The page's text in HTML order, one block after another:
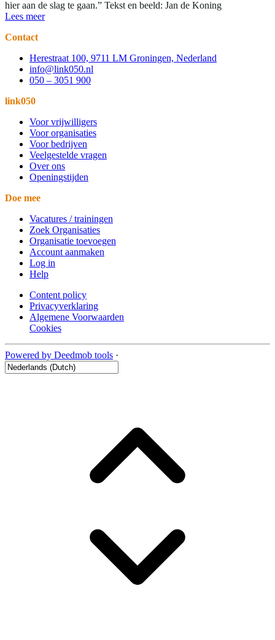
hier aan de slag te gaan.” Tekst en beeld: Jan de Koning
Lees meer
Contact
Herestraat 100, 9711 LM Groningen, Nederland
info@link050.nl
050 – 3051 900
link050
Voor vrijwilligers
Voor organisaties
Voor bedrijven
Veelgestelde vragen
Over ons
Openingstijden
Doe mee
Vacatures / trainingen
Zoek Organisaties
Organisatie toevoegen
Account aanmaken
Log in
Help
Content policy
Privacyverklaring
Algemene Voorwaarden
Cookies
Powered by Deedmob tools ·